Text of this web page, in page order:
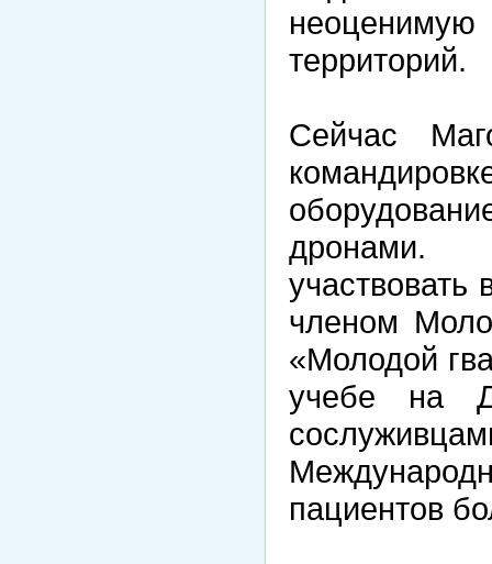
территорий.
Сейчас
дронами.
участвовать
членом
«Молодой
учебе на
пациентов